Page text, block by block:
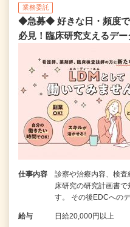
業務委託
◆急募◆ 好きな日・頻度で
必見！臨床研究支えるデ
仕事内容
診察や治療内容、検
床研究の研究計画書
す。 その後EDCへの
給与 日給20,000円以上